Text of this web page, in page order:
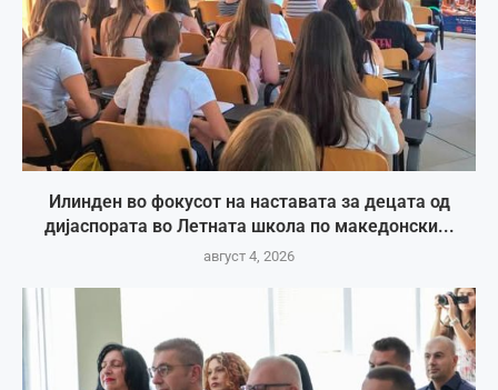
Илинден во фокусот на наставата за децата од
дијаспората во Летната школа по македонски...
август 4, 2026